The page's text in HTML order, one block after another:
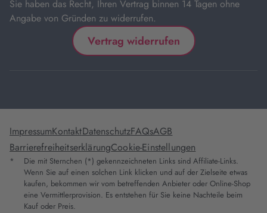
Sie haben das Recht, Ihren Vertrag binnen 14 Tagen ohne
Angabe von Gründen zu widerrufen.
Vertrag widerrufen
ImpressumKontaktDatenschutzFAQsAGB
BarrierefreiheitserklärungCookie-Einstellungen
*
Die mit Sternchen (*) gekennzeichneten Links sind Affiliate-Links.
Wenn Sie auf einen solchen Link klicken und auf der Zielseite etwas
kaufen, bekommen wir vom betreffenden Anbieter oder Online-Shop
eine Vermittlerprovision. Es entstehen für Sie keine Nachteile beim
Kauf oder Preis.